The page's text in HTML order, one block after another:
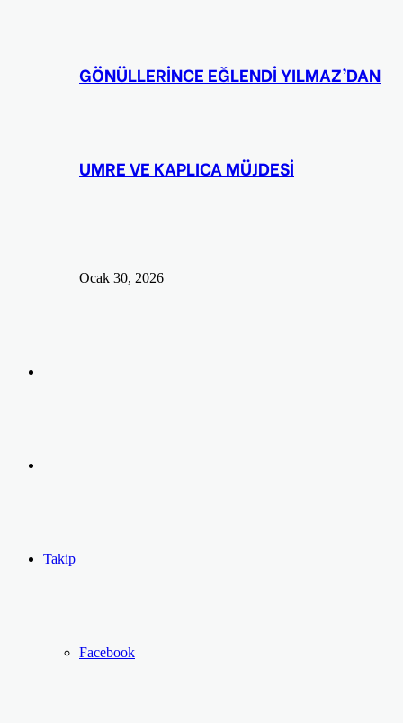
GÖNÜLLERİNCE EĞLENDİ YILMAZ’DAN
UMRE VE KAPLICA MÜJDESİ
Ocak 30, 2026
...
Ol
Takip
Facebook